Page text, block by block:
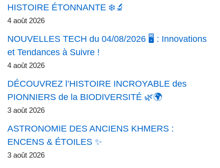
HISTOIRE ÉTONNANTE ❄️🔬
4 août 2026
NOUVELLES TECH du 04/08/2026 🖥️ : Innovations
et Tendances à Suivre !
4 août 2026
DÉCOUVREZ l’HISTOIRE INCROYABLE des
PIONNIERS de la BIODIVERSITÉ 🌿🌍
3 août 2026
ASTRONOMIE DES ANCIENS KHMERS :
ENCENS & ÉTOILES ✨
3 août 2026